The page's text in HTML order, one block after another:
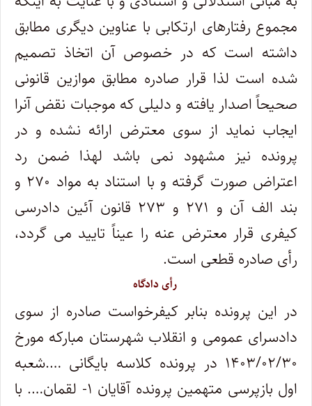
مجموع رفتارهای ارتکابی با عناوین دیگری مطابق
داشته است که در خصوص آن اتخاذ تصمیم
شده است لذا قرار صادره مطابق موازین قانونی
صحیحاً اصدار یافته و دلیلی که موجبات نقض آنرا
ایجاب نماید از سوی معترض ارائه نشده و در
پرونده نیز مشهود نمی باشد لهذا ضمن رد
اعتراض صورت گرفته و با استناد به مواد ۲۷۰ و
بند الف آن و ۲۷۱ و ۲۷۳ قانون آئین دادرسی
کیفری قرار معترض عنه را عیناً تایید می گردد،
رأی صادره قطعی است.
رأی دادگاه
در این پرونده بنابر کیفرخواست صادره از سوی
دادسرای عمومی و انقلاب شهرستان مبارکه مورخ
۱۴۰۳/۰۲/۳۰ در پرونده کلاسه بایگانی ….شعبه
اول بازپرسی متهمین پرونده آقایان ۱- لقمان…. با